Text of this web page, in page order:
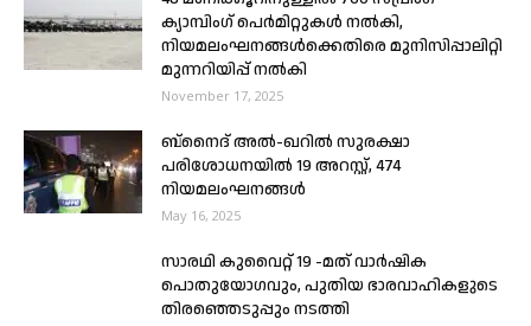
ക്യാമ്പിംഗ് പെർമിറ്റുകൾ നൽകി,
നിയമലംഘനങ്ങൾക്കെതിരെ മുനിസിപ്പാലിറ്റി
മുന്നറിയിപ്പ് നൽകി
November 17, 2025
ബ്നൈദ് അൽ-ഖറിൽ സുരക്ഷാ
പരിശോധനയിൽ 19 അറസ്റ്റ്, 474
നിയമലംഘനങ്ങൾ
May 16, 2025
സാരഥി കുവൈറ്റ് 19 -മത് വാർഷിക
പൊതുയോഗവും, പുതിയ ഭാരവാഹികളുടെ
തിരഞ്ഞെടുപ്പും നടത്തി